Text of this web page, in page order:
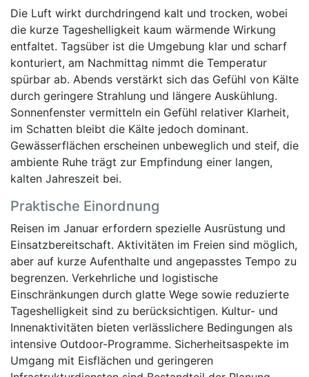
Die Luft wirkt durchdringend kalt und trocken, wobei
die kurze Tageshelligkeit kaum wärmende Wirkung
entfaltet. Tagsüber ist die Umgebung klar und scharf
konturiert, am Nachmittag nimmt die Temperatur
spürbar ab. Abends verstärkt sich das Gefühl von Kälte
durch geringere Strahlung und längere Auskühlung.
Sonnenfenster vermitteln ein Gefühl relativer Klarheit,
im Schatten bleibt die Kälte jedoch dominant.
Gewässerflächen erscheinen unbeweglich und steif, die
ambiente Ruhe trägt zur Empfindung einer langen,
kalten Jahreszeit bei.
Praktische Einordnung
Reisen im Januar erfordern spezielle Ausrüstung und
Einsatzbereitschaft. Aktivitäten im Freien sind möglich,
aber auf kurze Aufenthalte und angepasstes Tempo zu
begrenzen. Verkehrliche und logistische
Einschränkungen durch glatte Wege sowie reduzierte
Tageshelligkeit sind zu berücksichtigen. Kultur- und
Innenaktivitäten bieten verlässlichere Bedingungen als
intensive Outdoor-Programme. Sicherheitsaspekte im
Umgang mit Eisflächen und geringeren